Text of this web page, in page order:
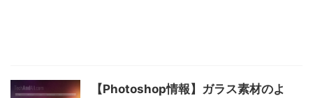
【Photoshop情報】ガラス素材のよ